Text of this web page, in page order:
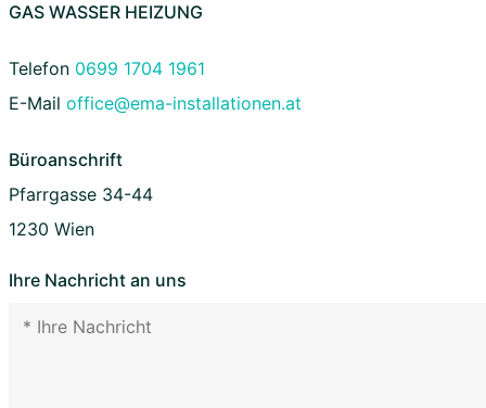
GAS WASSER HEIZUNG
Telefon 0699 1704 1961
E-Mail office@ema-installationen.at
Büroanschrift
Pfarrgasse 34-44
1230 Wien
Ihre Nachricht an uns